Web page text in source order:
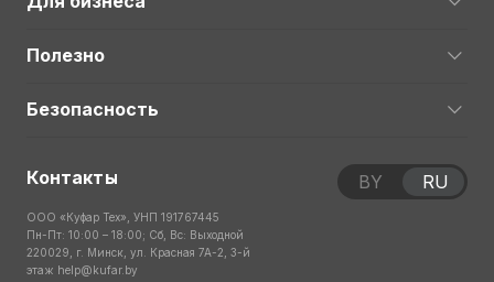
Полезно
Безопасность
Контакты
ООО «Куфар Тех», УНП 191767445
Пн-Пт: 10:00 – 18:00; Сб, Вс: Выходной
220029, г. Минск, ул. Красная 7А-2, 3-й
этаж help@kufar.by
BY RU